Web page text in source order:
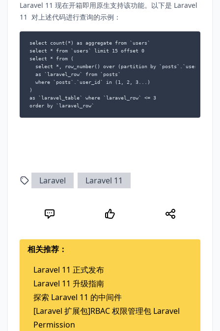
Laravel 11 现在开箱即用原生支持该功能。以下是 Laravel
11 对上述代码进行查询的示例：
select count(*) as aggregate from `users`
select * from `users` limit 15 offset 0
select * from (
  select *, row_number() over (partition by `posts`.`user_id`)
  as `laravel_row` from `posts`
  where `posts`.`user_id` in (1, 2, 3...)
)
as `laravel_table` where `laravel_row` <= 3
order by `laravel_row`
Laravel Laravel 11
相关推荐：
Laravel 11 正式发布
Laravel 11 升级指南
探索 Laravel 11 的中间件
[Laravel 扩展包]RBAC 权限管理包 Laravel
Permission